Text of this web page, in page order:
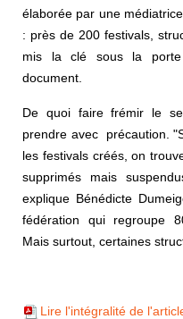
élaborée par une
: près de 200 festivals,
mis la clé sous la
document.
De quoi faire frémir le
prendre avec précaution.
les festivals créés, on
supprimés mais
explique Bénédicte
fédération qui regroupe
Mais surtout, certaines
Lire l'intégralité de